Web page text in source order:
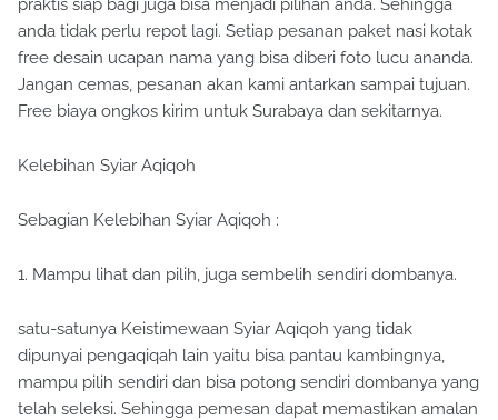
praktis siap bagi juga bisa menjadi pilihan anda. Sehingga
anda tidak perlu repot lagi. Setiap pesanan paket nasi kotak
free desain ucapan nama yang bisa diberi foto lucu ananda.
Jangan cemas, pesanan akan kami antarkan sampai tujuan.
Free biaya ongkos kirim untuk Surabaya dan sekitarnya.
Kelebihan Syiar Aqiqoh
Sebagian Kelebihan Syiar Aqiqoh :
1. Mampu lihat dan pilih, juga sembelih sendiri dombanya.
satu-satunya Keistimewaan Syiar Aqiqoh yang tidak
dipunyai pengaqiqah lain yaitu bisa pantau kambingnya,
mampu pilih sendiri dan bisa potong sendiri dombanya yang
telah seleksi. Sehingga pemesan dapat memastikan amalan